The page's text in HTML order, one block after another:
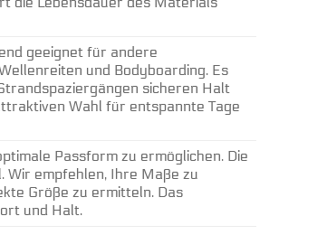
geeignet für andere
und Bodyboarding. Es
sicheren Halt
Wahl für entspannte Tage
Passform zu ermöglichen. Die
empfehlen, Ihre Maße zu
Größe zu ermitteln. Das
und Halt.